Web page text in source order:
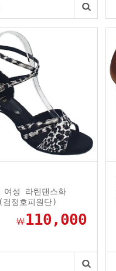
여성 라틴댄스화
정호피원단)
￦110,000